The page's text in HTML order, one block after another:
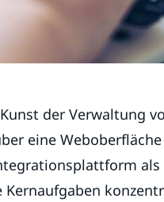
der Verwaltung
eine Weboberfläche
als